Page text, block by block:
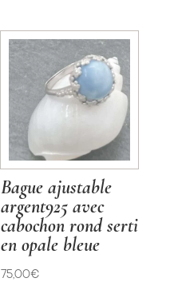
Bague ajustable
argent925 avec
cabochon rond serti
en opale bleue
75,00€